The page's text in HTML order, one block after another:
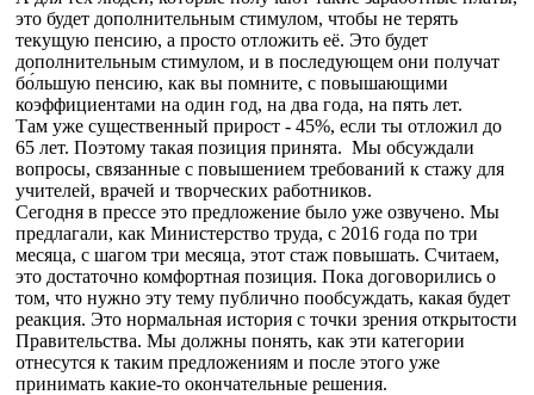
это будет дополнительным стимулом, чтобы не терять
текущую пенсию, а просто отложить её. Это будет
дополнительным стимулом, и в последующем они получат
бо́льшую пенсию, как вы помните, с повышающими
коэффициентами на один год, на два года, на пять лет.
Там уже существенный прирост - 45%, если ты отложил до
65 лет. Поэтому такая позиция принята. Мы обсуждали
вопросы, связанные с повышением требований к стажу для
учителей, врачей и творческих работников.
Сегодня в прессе это предложение было уже озвучено. Мы
предлагали, как Министерство труда, с 2016 года по три
месяца, с шагом три месяца, этот стаж повышать. Считаем,
это достаточно комфортная позиция. Пока договорились о
том, что нужно эту тему публично пообсуждать, какая будет
реакция. Это нормальная история с точки зрения открытости
Правительства. Мы должны понять, как эти категории
отнесутся к таким предложениям и после этого уже
принимать какие-то окончательные решения.